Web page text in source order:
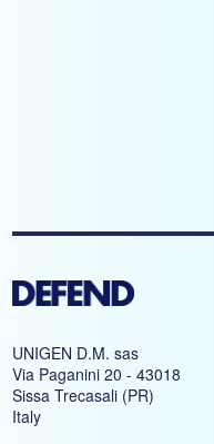
UNIGEN D.M. sas
Via Paganini 20 - 43018
Sissa Trecasali (PR)
Italy